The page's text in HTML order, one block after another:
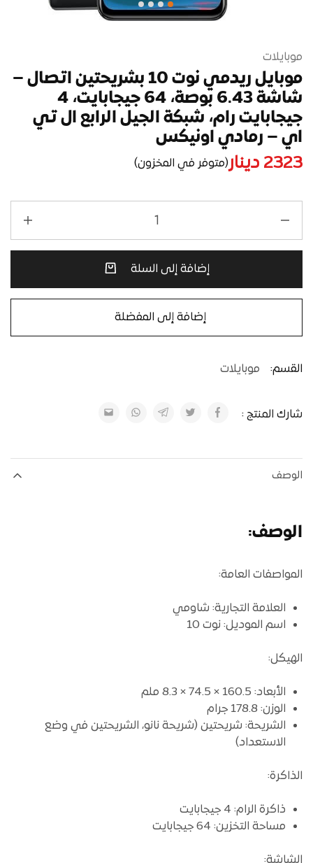
موبايلات
موبايل ريدمي نوت 10 بشريحتين اتصال –
شاشة 6.43 بوصة، 64 جيجابايت، 4
جيجابايت رام، شبكة الجيل الرابع ال تي
اي – رمادي اونيكس
2323 دينار(متوفر في المخزون)
إضافة إلى السلة
إضافة إلى المفضلة
القسم: موبايلات
شارك المنتج :
الوصف
الوصف:
المواصفات العامة:
العلامة التجارية: شاومي
اسم الموديل: نوت 10
الهيكل:
الأبعاد: 160.5 × 74.5 × 8.3 ملم
الوزن: 178.8 جرام
الشريحة: شريحتين (شريحة نانو، الشريحتين في وضع
الاستعداد)
الذاكرة:
ذاكرة الرام: 4 جيجابايت
مساحة التخزين: 64 جيجابايت
الشاشة: